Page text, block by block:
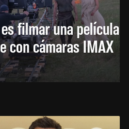
filmar una película
con cámaras IMAX